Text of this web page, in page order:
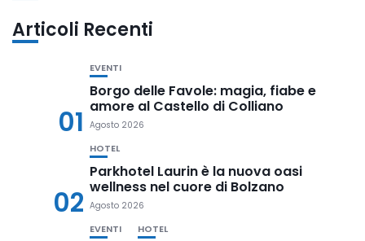
Articoli Recenti
01
EVENTI
Borgo delle Favole: magia, fiabe e
amore al Castello di Colliano
Agosto 2026
02
HOTEL
Parkhotel Laurin è la nuova oasi
wellness nel cuore di Bolzano
Agosto 2026
EVENTI HOTEL